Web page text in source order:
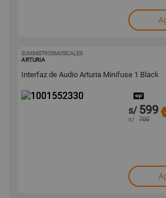
SUMINISTROSMUSICALES
ARTURIA
Interfaz de Audio Arturia Minifuse 1 Black
s/ 599
s/ 700